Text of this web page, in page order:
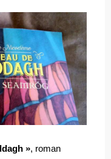
», roman